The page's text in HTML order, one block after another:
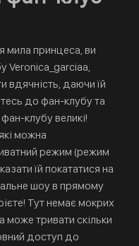
мила принцеса, ви
Veronica_garciaa,
вдячність, даючи їй
до фан-клубу та
клубу великі!
можна
режим (режим
їй покататися на
шоу в прямому
Тут немає мокрих
може тривати скільки
доступ до